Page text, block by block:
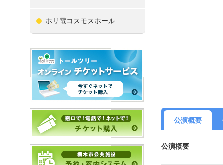
公演概要
公演概要
ホリ電コスモスホール